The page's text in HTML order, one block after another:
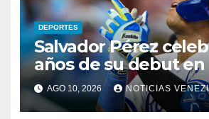
DEPORTES
Salvador Pérez
años de su debut en
AGO 10, 2026 NOTICIAS